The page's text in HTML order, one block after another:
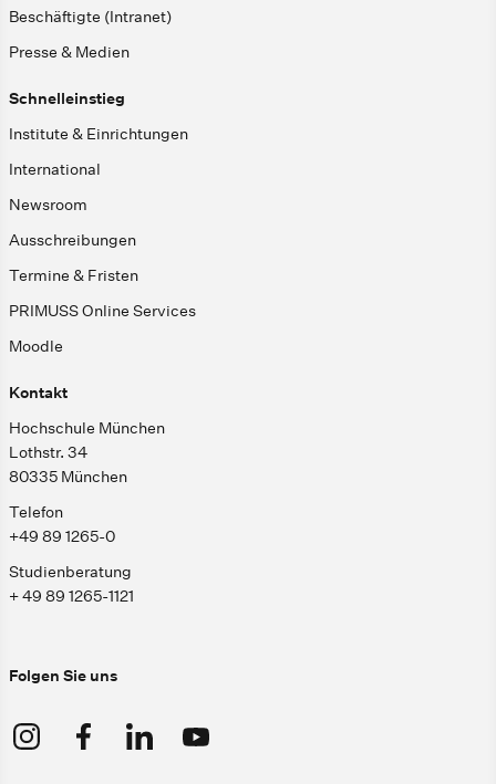
Beschäftigte (Intranet)
Presse & Medien
Schnelleinstieg
Institute & Einrichtungen
International
Newsroom
Ausschreibungen
Termine & Fristen
PRIMUSS Online Services
Moodle
Kontakt
Hochschule München
Lothstr. 34
80335 München
Telefon
+49 89 1265-0
Studienberatung
+ 49 89 1265-1121
Folgen Sie uns